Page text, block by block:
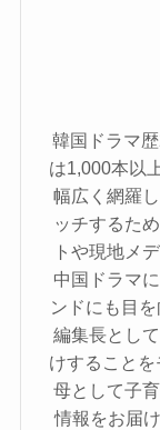
韓国ドラマ
は1,000本以
幅広く網羅
ッチするた
トや現地メ
中国ドラマ
ンドにも目
編集長とし
けすること
母として子
情報をお届